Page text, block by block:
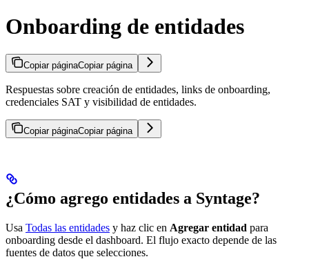
Onboarding de entidades
Copiar páginaCopiar página
Respuestas sobre creación de entidades, links de onboarding,
credenciales SAT y visibilidad de entidades.
Copiar páginaCopiar página
¿Cómo agrego entidades a Syntage?
Usa Todas las entidades y haz clic en Agregar entidad para
onboarding desde el dashboard. El flujo exacto depende de las
fuentes de datos que selecciones.